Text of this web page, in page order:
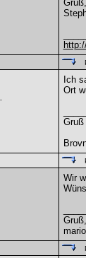
Gruß,
Ich
Ort
Gruß
Wir
Gruß,
mario